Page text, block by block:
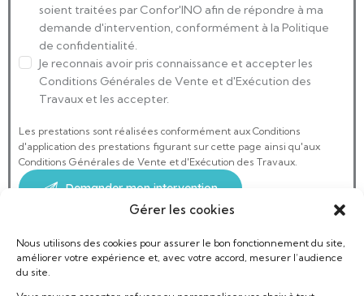
Gérer les cookies
Nous utilisons des cookies pour assurer le bon fonctionnement du site,
améliorer votre expérience et, avec votre accord, mesurer l’audience
du site.
soient traitées par Confor'INO afin de répondre à ma
demande d'intervention, conformément à la Politique
de confidentialité.
Je reconnais avoir pris connaissance et accepter les
Conditions Générales de Vente et d'Exécution des
Travaux et les accepter.
Les prestations sont réalisées conformément aux Conditions
d'application des prestations figurant sur cette page ainsi qu'aux
Conditions Générales de Vente et d'Exécution des Travaux.